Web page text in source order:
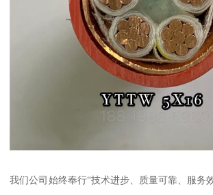
我们公司始终奉行“技术进步、质量可靠、服务